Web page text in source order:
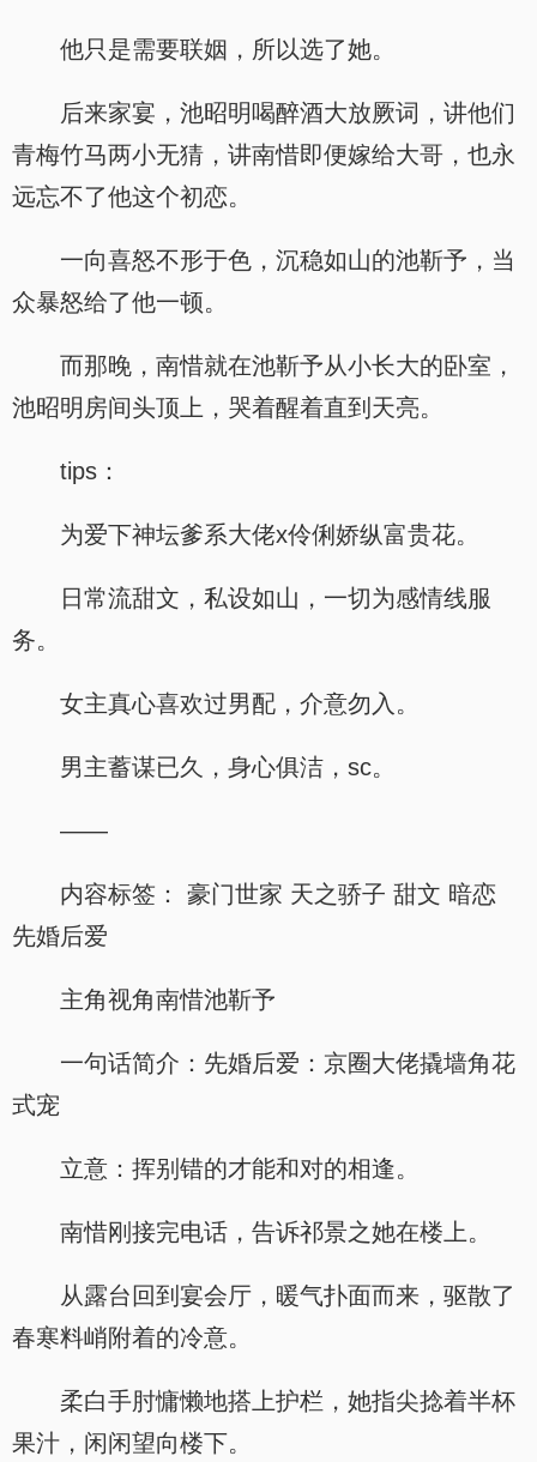
他只是需要联姻，所以选了她。
后来家宴，池昭明喝醉酒大放厥词，讲他们
青梅竹马两小无猜，讲南惜即便嫁给大哥，也永
远忘不了他这个初恋。
一向喜怒不形于色，沉稳如山的池靳予，当
众暴怒给了他一顿。
而那晚，南惜就在池靳予从小长大的卧室，
池昭明房间头顶上，哭着醒着直到天亮。
tips：
为爱下神坛爹系大佬x伶俐娇纵富贵花。
日常流甜文，私设如山，一切为感情线服
务。
女主真心喜欢过男配，介意勿入。
男主蓄谋已久，身心俱洁，sc。
——
内容标签： 豪门世家 天之骄子 甜文 暗恋
先婚后爱
主角视角南惜池靳予
一句话简介：先婚后爱：京圈大佬撬墙角花
式宠
立意：挥别错的才能和对的相逢。
南惜刚接完电话，告诉祁景之她在楼上。
从露台回到宴会厅，暖气扑面而来，驱散了
春寒料峭附着的冷意。
柔白手肘慵懒地搭上护栏，她指尖捻着半杯
果汁，闲闲望向楼下。